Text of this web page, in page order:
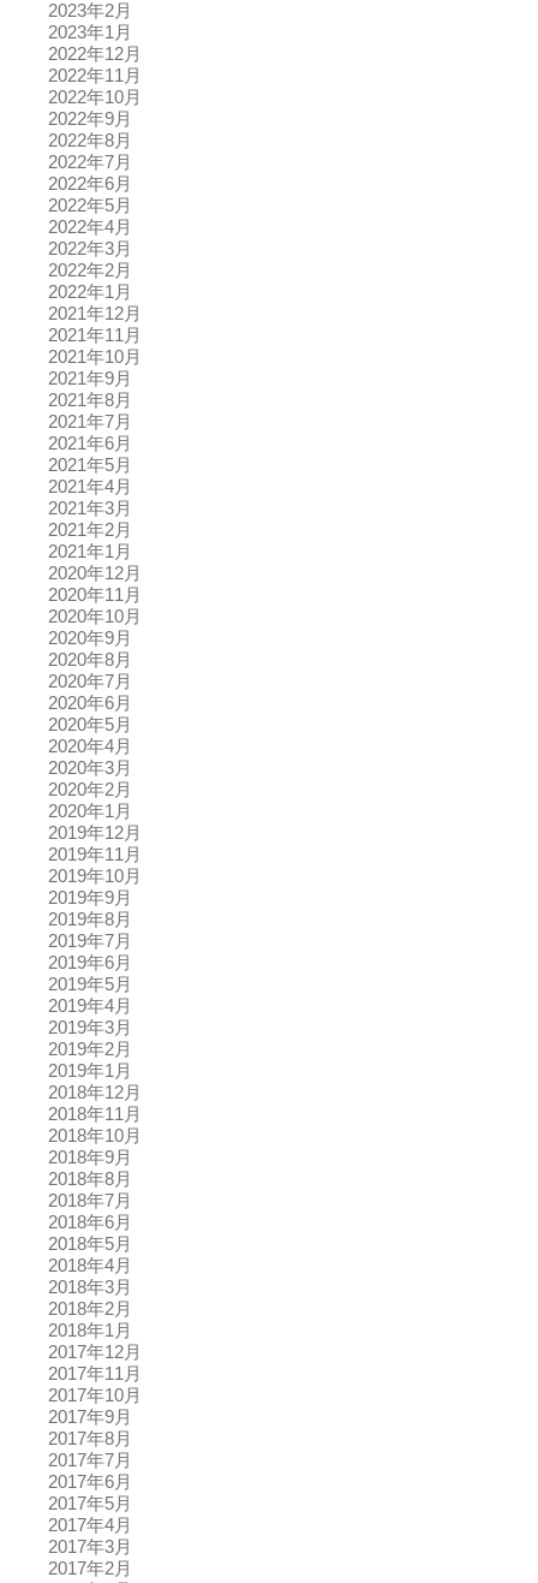
2023年2月
2023年1月
2022年12月
2022年11月
2022年10月
2022年9月
2022年8月
2022年7月
2022年6月
2022年5月
2022年4月
2022年3月
2022年2月
2022年1月
2021年12月
2021年11月
2021年10月
2021年9月
2021年8月
2021年7月
2021年6月
2021年5月
2021年4月
2021年3月
2021年2月
2021年1月
2020年12月
2020年11月
2020年10月
2020年9月
2020年8月
2020年7月
2020年6月
2020年5月
2020年4月
2020年3月
2020年2月
2020年1月
2019年12月
2019年11月
2019年10月
2019年9月
2019年8月
2019年7月
2019年6月
2019年5月
2019年4月
2019年3月
2019年2月
2019年1月
2018年12月
2018年11月
2018年10月
2018年9月
2018年8月
2018年7月
2018年6月
2018年5月
2018年4月
2018年3月
2018年2月
2018年1月
2017年12月
2017年11月
2017年10月
2017年9月
2017年8月
2017年7月
2017年6月
2017年5月
2017年4月
2017年3月
2017年2月